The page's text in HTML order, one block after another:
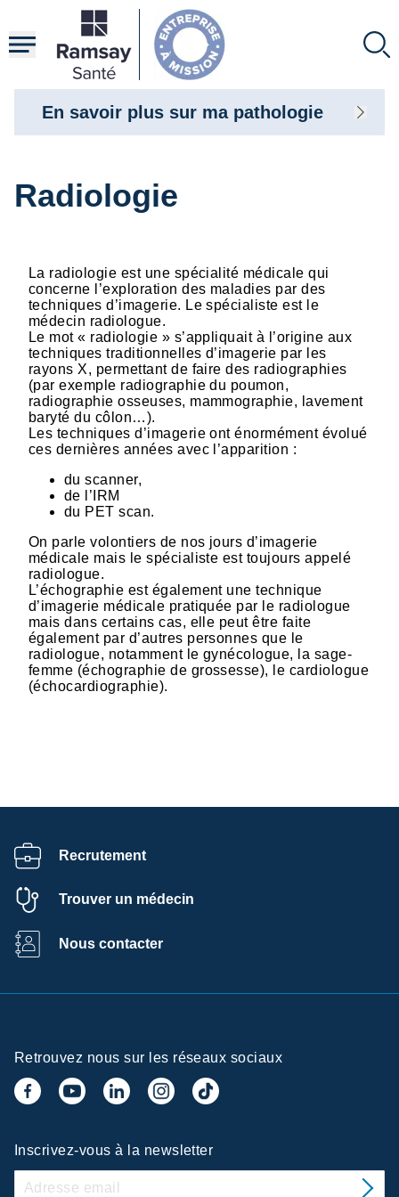
contenu
principal
Radiologie
La radiologie est une spécialité médicale qui
concerne l’exploration des maladies par des
techniques d’imagerie. Le spécialiste est le
médecin radiologue.
Le mot « radiologie » s’appliquait à l’origine aux
techniques traditionnelles d’imagerie par les
rayons X, permettant de faire des radiographies
(par exemple radiographie du poumon,
radiographie osseuses, mammographie, lavement
baryté du côlon…).
Les techniques d’imagerie ont énormément évolué
ces dernières années avec l’apparition :
du scanner,
de l’IRM
du PET scan.
On parle volontiers de nos jours d’imagerie
médicale mais le spécialiste est toujours appelé
radiologue.
L’échographie est également une technique
d’imagerie médicale pratiquée par le radiologue
mais dans certains cas, elle peut être faite
également par d’autres personnes que le
radiologue, notamment le gynécologue, la sage-
femme (échographie de grossesse), le cardiologue
(échocardiographie).
En savoir plus sur ma pathologie
Recrutement
Trouver un médecin
Nous contacter
Retrouvez nous sur les réseaux sociaux
Inscrivez-vous à la newsletter